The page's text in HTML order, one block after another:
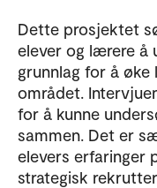
Dette prosjektet
elever og lærere å
grunnlag for å
området.
for å kunne
sammen. Det er
elevers erfaringer
strategisk